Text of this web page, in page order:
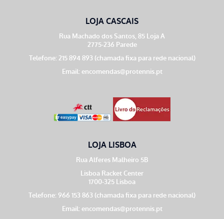
LOJA CASCAIS
Rua Machado dos Santos, 85 Loja A
2775-236 Parede
Telefone: 215 894 893 (chamada fixa para rede nacional)
Email: encomendas@protennis.pt
LOJA LISBOA
Rua Alferes Malheiro 5B
Lisboa Racket Center
1700-325 Lisboa
Telefone: 966 153 863 (chamada fixa para rede nacional)
Email: encomendas@protennis.pt